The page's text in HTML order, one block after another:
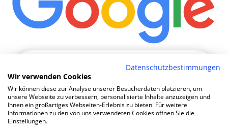
Wie komm|
TOP SEO DURCH DYNAMISCHE INHALTE
SEO-Agentur Salzgitter ?
PERIMETRIK®!
Datenschutzbestimmungen
Wir verwenden Cookies
Wir können diese zur Analyse unserer Besucherdaten platzieren, um
unsere Webseite zu verbessern, personalisierte Inhalte anzuzeigen und
Ihnen ein großartiges Webseiten-Erlebnis zu bieten. Für weitere
Informationen zu den von uns verwendeten Cookies öffnen Sie die
Einstellungen.